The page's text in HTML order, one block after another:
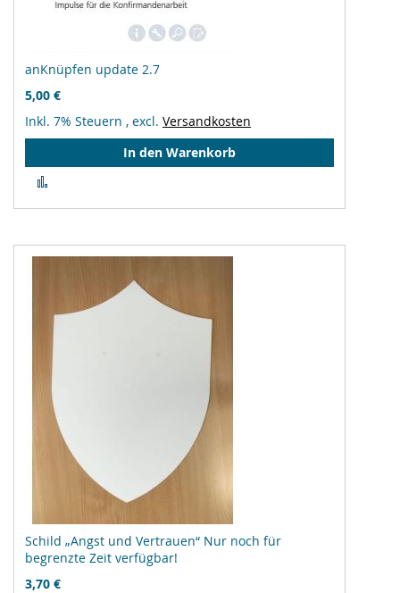
anKnüpfen update 2.7
5,00 €
Inkl. 7% Steuern , excl. Versandkosten
In den Warenkorb
hinzufügen
Schild „Angst und Vertrauen“ Nur noch für
begrenzte Zeit verfügbar!
3,70 €